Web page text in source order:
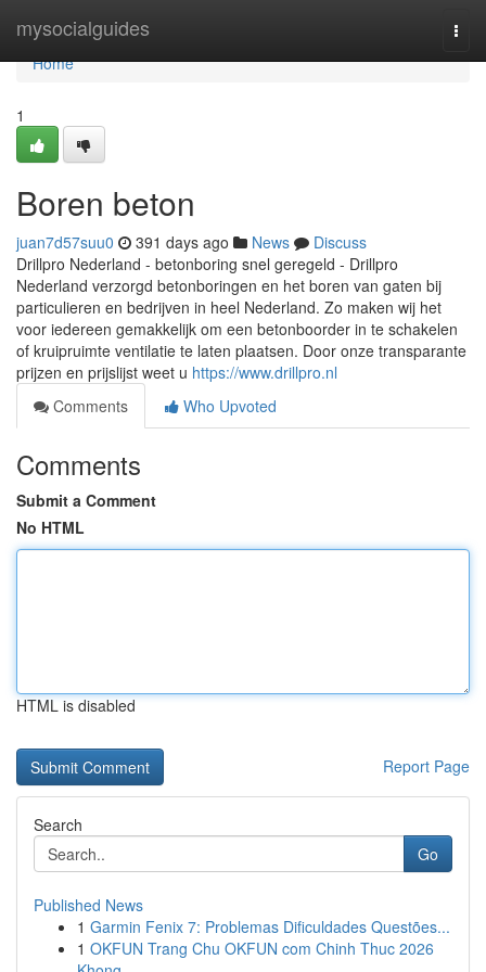
mysocialguides
Home
Home
1
Boren beton
juan7d57suu0 391 days ago News
Discuss
Drillpro Nederland - betonboring snel geregeld - Drillpro
Nederland verzorgd betonboringen en het boren van gaten bij
particulieren en bedrijven in heel Nederland. Zo maken wij het
voor iedereen gemakkelijk om een betonboorder in te schakelen
of kruipruimte ventilatie te laten plaatsen. Door onze transparante
prijzen en prijslijst weet u https://www.drillpro.nl
Comments
Who Upvoted
Comments
Submit a Comment
No HTML
HTML is disabled
Report Page
Search
Go
Published News
1 Garmin Fenix 7: Problemas Dificuldades Questões...
1 OKFUN Trang Chu OKFUN com Chinh Thuc 2026